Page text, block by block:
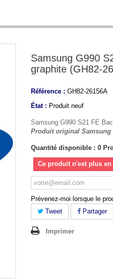
Samsung G990
graphite (GH82-
Référence : GH82-26156A
État : Produit neuf
Samsung G990 S21 FE
Produit original Samsung
Quantité disponible : 0
Ce produit n'est plus en
Prévenez-moi lorsque le
Tweet
Partager
Imprimer